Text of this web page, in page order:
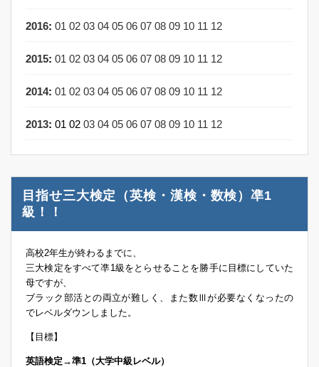
2016: 01 02 03 04 05 06 07 08 09 10 11 12
2015: 01 02 03 04 05 06 07 08 09 10 11 12
2014: 01 02 03 04 05 06 07 08 09 10 11 12
2013: 01 02 03 04 05 06 07 08 09 10 11 12
目指せ三大検定（英検・漢検・数検）凖1
級！！
高校2年生が終わるまでに、
三大検定をすべて凖1級をとらせることを勝手に目標にしていた
母ですが、
ブラック部活との両立が難しく、また数Ⅲが必要なくなったの
でレベルダウンしました。
【目標】
英語検定→準1（大学中級レベル）